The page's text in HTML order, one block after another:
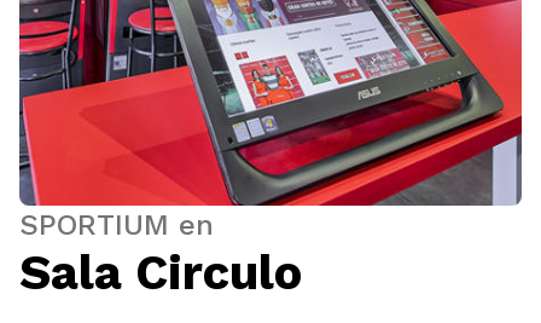
SPORTIUM en
Sala Circulo